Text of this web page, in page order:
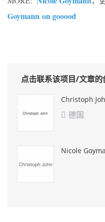
Goymann on gooood
点击联系该项目/文章
Christoph
 德国
Nicole